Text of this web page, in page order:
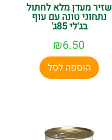
שזיר מעדן מלא לחתול
נתחוני טונה עם עוף
בג'לי 85ג'
₪6.50
הוספה לסל